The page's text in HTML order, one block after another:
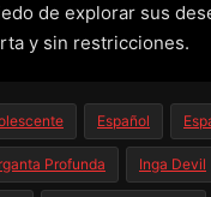
de explorar sus
y sin restricciones.
Español
Profunda Inga Devil